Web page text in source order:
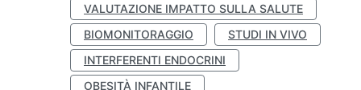
VALUTAZIONE IMPATTO SULLA SALUTE
BIOMONITORAGGIO
STUDI IN VIVO
INTERFERENTI ENDOCRINI
OBESITÀ INFANTILE